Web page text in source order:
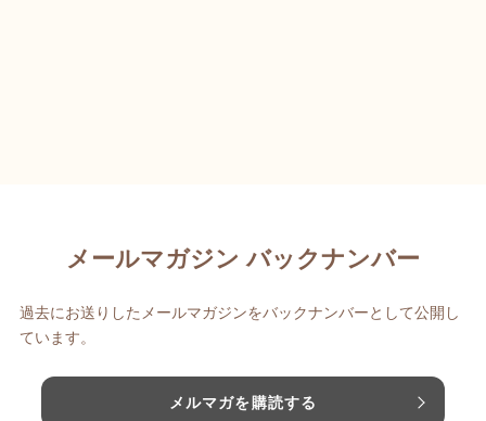
メールマガジン バックナンバー
過去にお送りしたメールマガジンをバックナンバーとして公開し
ています。
メルマガを購読する